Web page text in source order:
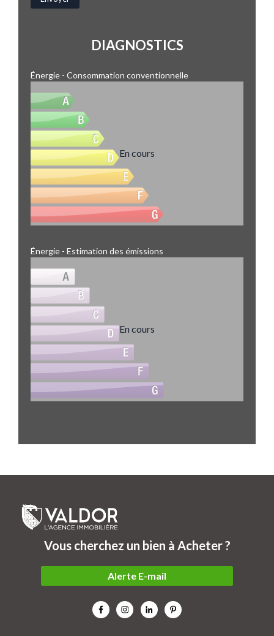
DIAGNOSTICS
Énergie - Consommation conventionnelle
En cours
Énergie - Estimation des émissions
En cours
Vous cherchez un bien à Acheter ?
Alerte E-mail